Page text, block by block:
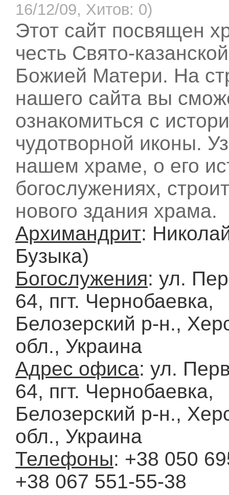
16/12/09, Хитов: 0)
Этот сайт посвящен
честь Свято-
Божией Матери. На
нашего сайта вы
ознакомиться с
чудотворной иконы.
нашем храме, о его
богослужениях,
нового здания храма.
Архимандрит:
Бузыка)
Богослужения: ул.
64, пгт. Чернобаевка,
Белозерский р-н.,
обл., Украина
Адрес офиса: ул.
64, пгт. Чернобаевка,
Белозерский р-н.,
обл., Украина
Телефоны: +38 050
+38 067 551-55-38